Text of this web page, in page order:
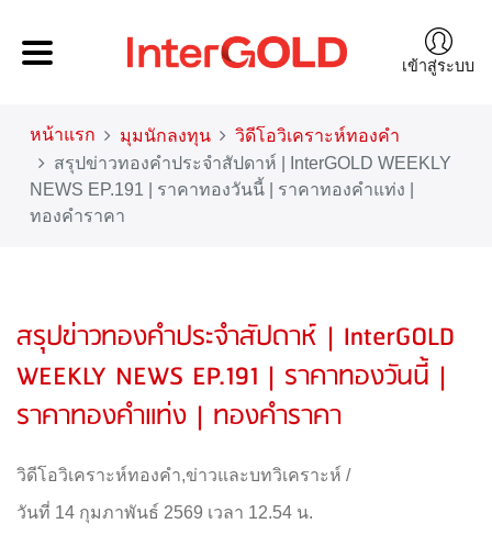
เข้าสู่ระบบ
หน้าแรก มุมนักลงทุน
วิดีโอวิเคราะห์ทองคำ
สรุปข่าวทองคำประจำสัปดาห์ | InterGOLD WEEKLY
NEWS EP.191 | ราคาทองวันนี้ | ราคาทองคำแท่ง |
ทองคำราคา
สรุปข่าวทองคำประจำสัปดาห์ | InterGOLD
WEEKLY NEWS EP.191 | ราคาทองวันนี้ |
ราคาทองคำแท่ง | ทองคำราคา
วิดีโอวิเคราะห์ทองคำ,ข่าวและบทวิเคราะห์ /
วันที่ 14 กุมภาพันธ์ 2569 เวลา 12.54 น.